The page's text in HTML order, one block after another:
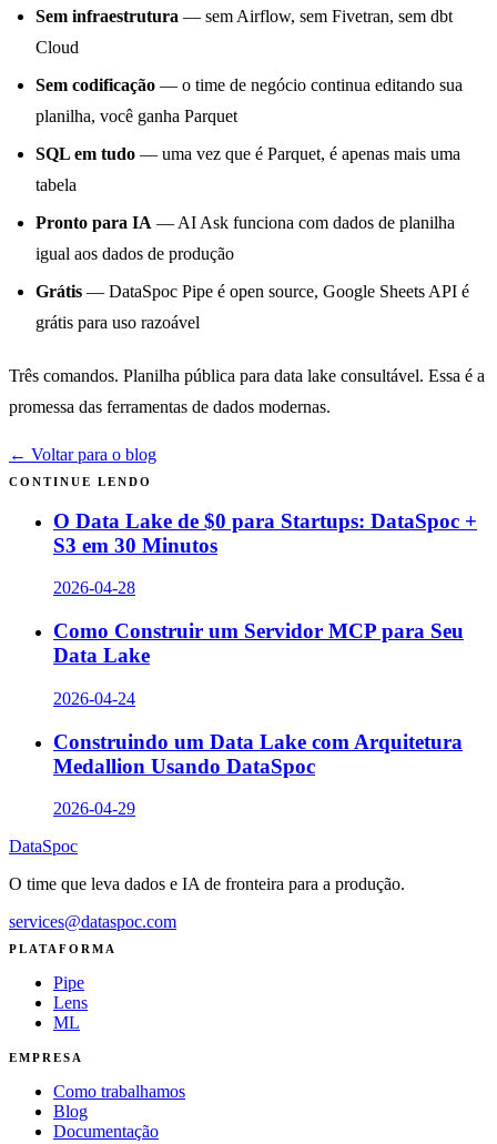
Sem infraestrutura — sem Airflow, sem Fivetran, sem dbt
Cloud
Sem codificação — o time de negócio continua editando sua
planilha, você ganha Parquet
SQL em tudo — uma vez que é Parquet, é apenas mais uma
tabela
Pronto para IA — AI Ask funciona com dados de planilha
igual aos dados de produção
Grátis — DataSpoc Pipe é open source, Google Sheets API é
grátis para uso razoável
Três comandos. Planilha pública para data lake consultável. Essa é a
promessa das ferramentas de dados modernas.
← Voltar para o blog
CONTINUE LENDO
O Data Lake de $0 para Startups: DataSpoc +
S3 em 30 Minutos
2026-04-28
Como Construir um Servidor MCP para Seu
Data Lake
2026-04-24
Construindo um Data Lake com Arquitetura
Medallion Usando DataSpoc
2026-04-29
DataSpoc
O time que leva dados e IA de fronteira para a produção.
services@dataspoc.com
PLATAFORMA
Pipe
Lens
ML
EMPRESA
Como trabalhamos
Blog
Documentação